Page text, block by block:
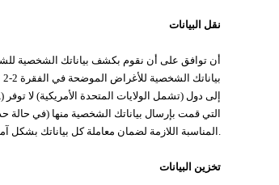
نقل البيانات
المناسبة اللازمة لضمان معاملة كل بياناتك بشكل آمن وبالتوافق مع سياسة الخصوصية.
تخزين البيانات